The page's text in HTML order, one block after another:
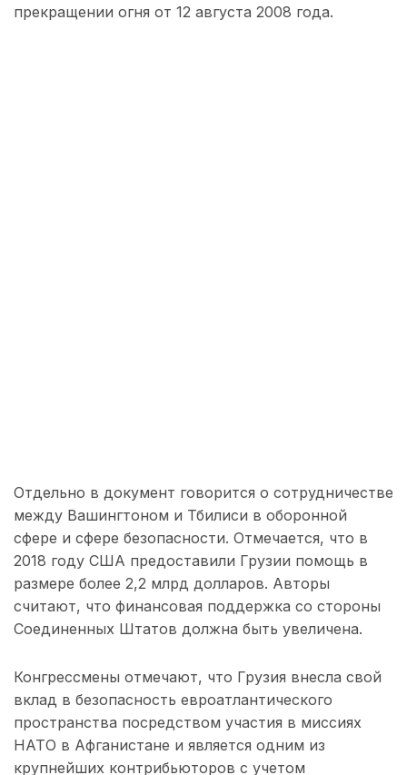
прекращении огня от 12 августа 2008 года.
Отдельно в документ говорится о сотрудничестве
между Вашингтоном и Тбилиси в оборонной
сфере и сфере безопасности. Отмечается, что в
2018 году США предоставили Грузии помощь в
размере более 2,2 млрд долларов. Авторы
считают, что финансовая поддержка со стороны
Соединенных Штатов должна быть увеличена.
Конгрессмены отмечают, что Грузия внесла свой
вклад в безопасность евроатлантического
пространства посредством участия в миссиях
НАТО в Афганистане и является одним из
крупнейших контрибьюторов с учетом